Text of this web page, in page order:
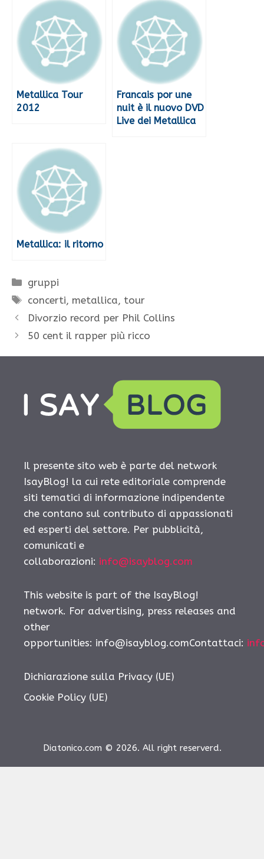
Metallica Tour
2012
Francais por une
nuit è il nuovo DVD
Live dei Metallica
Metallica: il ritorno
Categorie
gruppi
Tag
concerti, metallica, tour
Divorzio record per Phil Collins
50 cent il rapper più ricco
Il presente sito web è parte del network
IsayBlog! la cui rete editoriale comprende
siti tematici di informazione indipendente
che contano sul contributo di appassionati
ed esperti del settore. Per pubblicità,
comunicati e
collaborazioni: info@isayblog.com
This website is part of the IsayBlog!
network. For advertising, press releases and
other
opportunities: info@isayblog.comContattaci:
Dichiarazione sulla Privacy (UE)
Cookie Policy (UE)
Diatonico.com © 2026. All right reserverd.